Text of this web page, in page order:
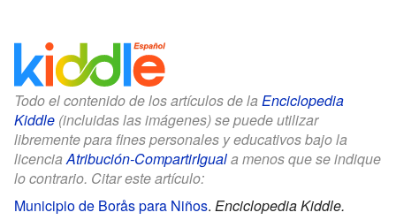
Todo el contenido de los artículos de la Enciclopedia
Kiddle (incluidas las imágenes) se puede utilizar
libremente para fines personales y educativos bajo la
licenciaAtribución-CompartirIguala menos que se indique
lo contrario. Citar este artículo:
Municipio de Borås para Niños. Enciclopedia Kiddle.